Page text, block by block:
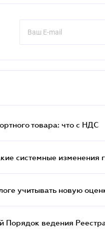
товара: что c НДС
системные изменения
учитывать новую
Порядок ведения